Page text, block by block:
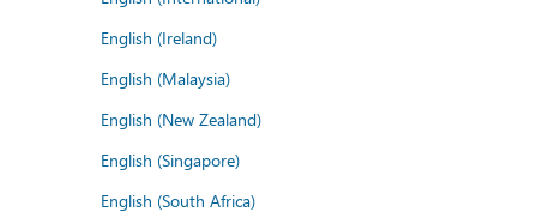
English (Ireland)
English (Malaysia)
English (New Zealand)
English (Singapore)
English (South Africa)